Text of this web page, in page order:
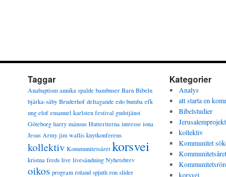
Taggar
Anabaptism annika spalde bambuser Barn Bibeln
bjärka-säby Bruderhof deltagande edo bumba efk
ung elof emanuel karlsten festival gudstjänst
Göteborg harry månsus Hutteriterna intresse iona
Jesus Army jim wallis knytkonferens
kollektiv Kommunitetsåret korsvei
kristna freds live livesändning Nyhetsbrev
oikos program roland spjuth ron slider
Kategorier
Analys
att starta en
Bibelstudier
kollektiv
Kommunitet
Kommunitetsåret
korsvei